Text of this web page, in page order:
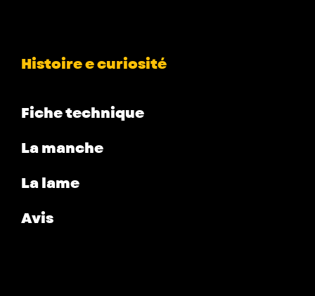
Histoire e curiosité
Fiche technique
La manche
La lame
Avis